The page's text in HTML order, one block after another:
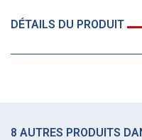
DÉTAILS DU PRODUIT
8 AUTRES PRODUITS